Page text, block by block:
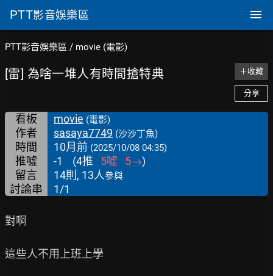
PTT影音娛樂區
PTT影音娛樂區 / movie (電影)
[雷] 為啥一堆人有時間搶特典 ＋收藏
分享
看板 movie (電影)
作者 sasaya7749 (沙沙丁魚)
時間 10月前 (2025/10/08 04:35)
推噓 -1 (4推 5噓 5→)
留言
14則, 13人參與
討論串 1/1
對啊
這些人不用上班上學